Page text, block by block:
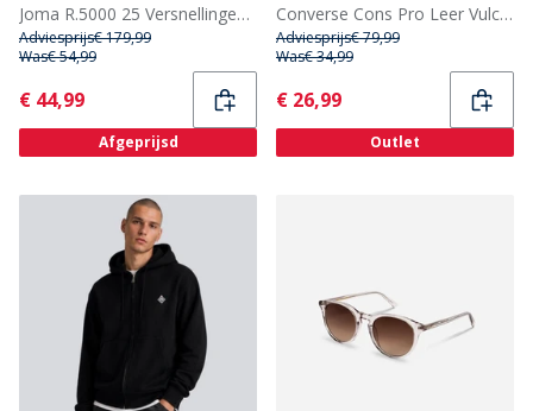
Joma R.5000 25 Versnellingen Neutrale Hardloopschoenen Fuchsia
Adviesprijs€ 179,99
Was€ 54,99
Current
€ 44,99
Afgeprijsd
Converse Cons Pro Leer Vulc Pro Sneakers Zwart/Wit/Wit
Adviesprijs€ 79,99
Was€ 34,99
Current
€ 26,99
Outlet